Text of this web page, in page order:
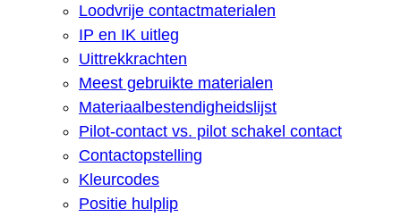
Loodvrije contactmaterialen
IP en IK uitleg
Uittrekkrachten
Meest gebruikte materialen
Materiaalbestendigheidslijst
Pilot-contact vs. pilot schakel contact
Contactopstelling
Kleurcodes
Positie hulplip